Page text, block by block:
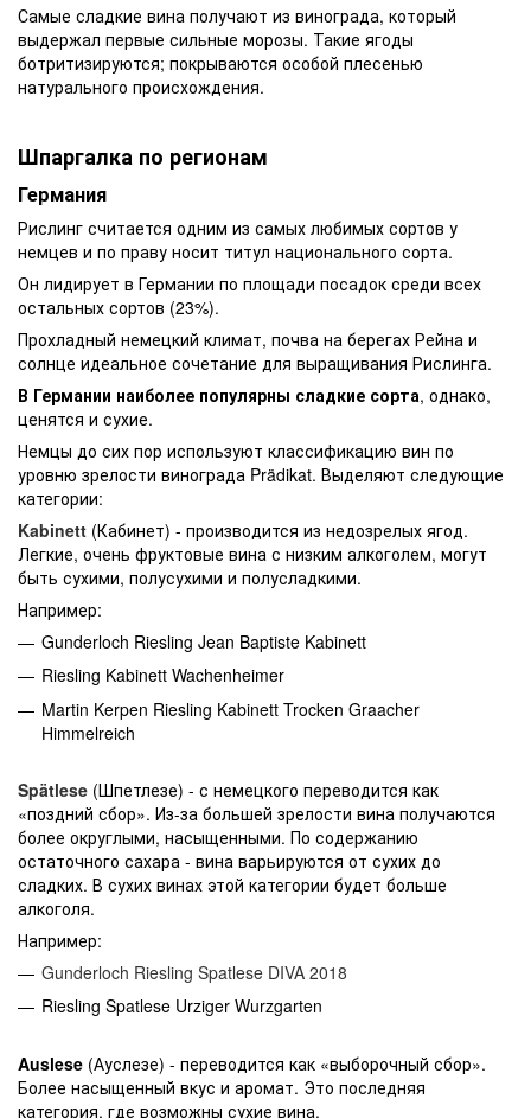
Самые сладкие вина получают из винограда, который
выдержал первые сильные морозы. Такие ягоды
ботритизируются; покрываются особой плесенью
натурального происхождения.
Шпаргалка по регионам
Германия
Рислинг считается одним из самых любимых сортов у
немцев и по праву носит титул национального сорта.
Он лидирует в Германии по площади посадок среди всех
остальных сортов (23%).
Прохладный немецкий климат, почва на берегах Рейна и
солнце идеальное сочетание для выращивания Рислинга.
В Германии наиболее популярны сладкие сорта, однако,
ценятся и сухие.
Немцы до сих пор используют классификацию вин по
уровню зрелости винограда Prädikat. Выделяют следующие
категории:
Kabinett (Кабинет) - производится из недозрелых ягод.
Легкие, очень фруктовые вина с низким алкоголем, могут
быть сухими, полусухими и полусладкими.
Например:
Gunderloch Riesling Jean Baptiste Kabinett
Riesling Kabinett Wachenheimer
Martin Kerpen Riesling Kabinett Trocken Graacher
Himmelreich
Spätlese (Шпетлезе) - с немецкого переводится как
«поздний сбор». Из-за большей зрелости вина получаются
более округлыми, насыщенными. По содержанию
остаточного сахара - вина варьируются от сухих до
сладких. В сухих винах этой категории будет больше
алкоголя.
Например:
Gunderloch Riesling Spatlese DIVA 2018
Riesling Spatlese Urziger Wurzgarten
Auslese (Ауслезе) - переводится как «выборочный сбор».
Более насыщенный вкус и аромат. Это последняя
категория, где возможны сухие вина.